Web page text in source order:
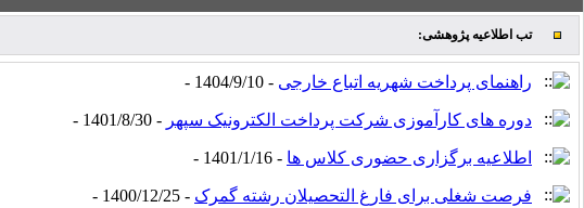
تب اطلاعیه پژوهشی:
راهنمای پرداخت شهریه اتباع خارجی - 1404/9/10 -
دوره های کارآموزی شرکت پرداخت الکترونیک سپهر - 1401/8/30 -
اطلاعیه برگزاری حضوری کلاس ها - 1401/1/16 -
فرصت شغلی برای فارغ التحصیلان رشته گمرک - 1400/12/25 -